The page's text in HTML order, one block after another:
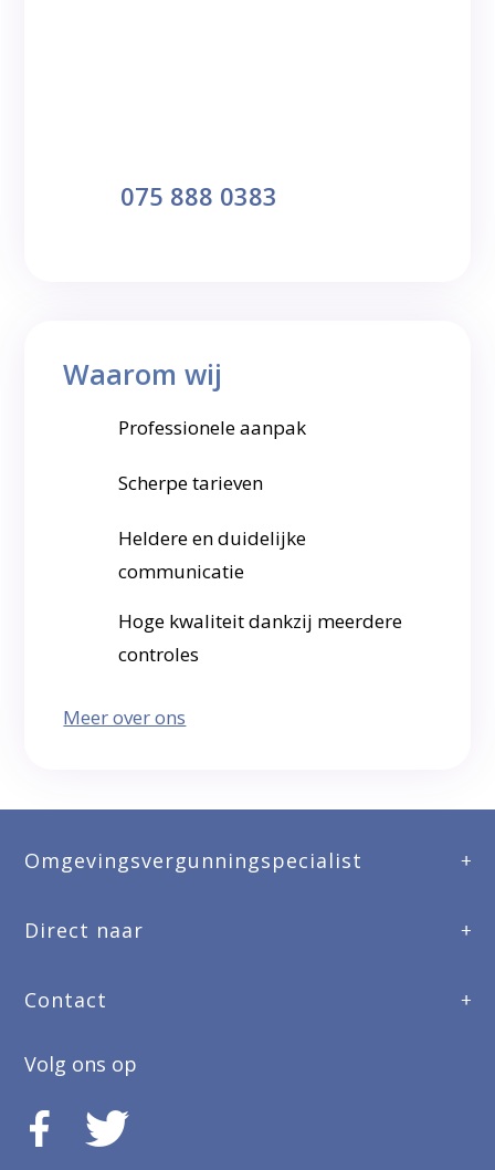
Waarom wij
Professionele aanpak
Scherpe tarieven
Heldere en duidelijke
communicatie
Hoge kwaliteit dankzij meerdere
controles
Meer over ons
075 888 0383
Omgevingsvergunningspecialist
Direct naar
Contact
Volg ons op